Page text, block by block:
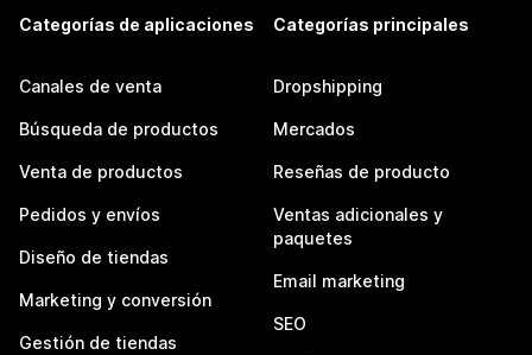
Categorías de aplicaciones
Canales de venta
Búsqueda de productos
Venta de productos
Pedidos y envíos
Diseño de tiendas
Marketing y conversión
Gestión de tiendas
Categorías principales
Dropshipping
Mercados
Reseñas de producto
Ventas adicionales y
paquetes
Email marketing
SEO